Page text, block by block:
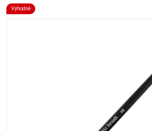
Výhodné